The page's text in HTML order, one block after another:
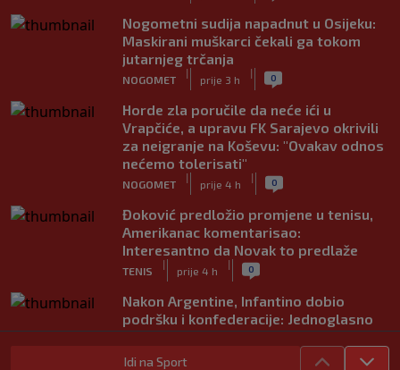
Nogometni sudija napadnut u Osijeku:
Maskirani muškarci čekali ga tokom
jutarnjeg trčanja
NOGOMET
|
prije 3 h
| 0
Horde zla poručile da neće ići u
Vrapčiće, a upravu FK Sarajevo okrivili
za neigranje na Koševu: "Ovakav odnos
nećemo tolerisati"
NOGOMET
|
prije 4 h
| 0
Đoković predložio promjene u tenisu,
Amerikanac komentarisao:
Interesantno da Novak to predlaže
TENIS
|
prije 4 h
| 0
Nakon Argentine, Infantino dobio
podršku i konfederacije: Jednoglasno
ponavljamo podršku predsjedniku
NOGOMET
Idi na Sport